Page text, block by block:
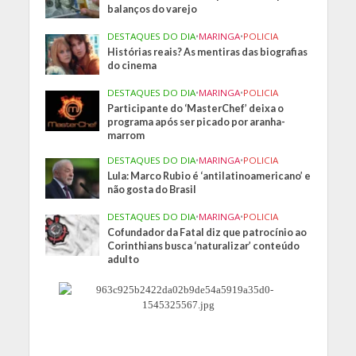
balanços do varejo
DESTAQUES DO DIA•MARINGA•POLICIA
Histórias reais? As mentiras das biografias
do cinema
DESTAQUES DO DIA•MARINGA•POLICIA
Participante do ‘MasterChef’ deixa o
programa após ser picado por aranha-
marrom
DESTAQUES DO DIA•MARINGA•POLICIA
Lula: Marco Rubio é ‘antilatinoamericano’ e
não gosta do Brasil
DESTAQUES DO DIA•MARINGA•POLICIA
Cofundador da Fatal diz que patrocínio ao
Corinthians busca ‘naturalizar’ conteúdo
adulto